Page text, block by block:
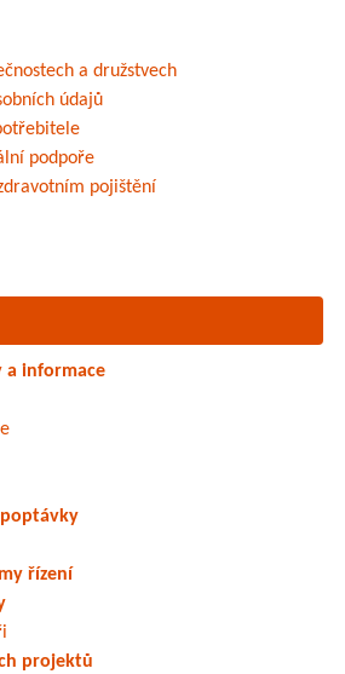
a družstvech
údajů
podpoře
pojištění
a informace
poptávky
řízení
projektů